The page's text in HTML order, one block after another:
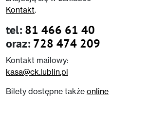
Kontakt.
tel: 81 466 61 40
oraz: 728 474 209
Kontakt mailowy:
kasa@ck.lublin.pl
Bilety dostępne także online